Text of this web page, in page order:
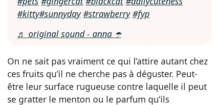
#kitty#sunnyday #strawberry #fyp
♬ original sound - anna ☂️
On ne sait pas vraiment ce qui l’attire autant chez
ces fruits qu’il ne cherche pas à déguster. Peut-
être leur surface rugueuse contre laquelle il peut
se gratter le menton ou le parfum qu’ils